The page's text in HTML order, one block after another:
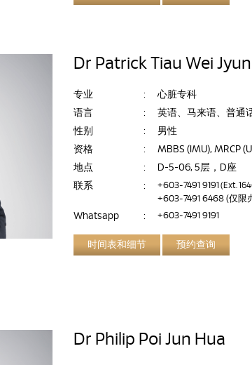
Dr Patrick Tiau Wei
专业 :
心脏专科
语言
:
英语、马来语、普通
性别
:
男性
资格
:
MBBS (IMU), MRCP
地点
:
D-5-06, 5层，D座
联系
: +603-7491 9191 (Ext.
+603-7491 6468 (仅限
Whatsapp : +603-7491 9191
时间表和细节 预约查询
Dr Philip Poi Jun Hua